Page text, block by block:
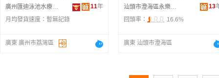
廣州匯迪泳池水療設備有限公司
11年
月均發貨速度： 暫無記錄
廣東 廣州市荔灣區
汕頭市澄海區永樂塑料玩具廠
13
回頭率：
16.6%
廣東 汕頭市澄海區